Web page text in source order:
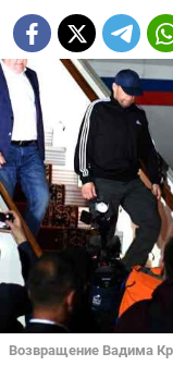
Возвращение Вадима